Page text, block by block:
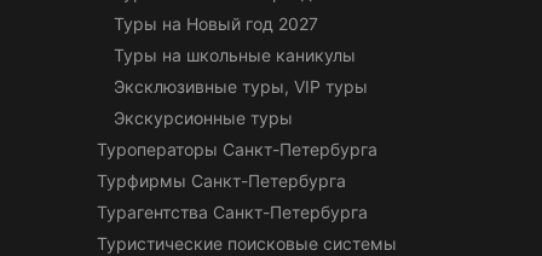
Туры на Новый год 2027
Туры на школьные каникулы
Эксклюзивные туры, VIP туры
Экскурсионные туры
Туроператоры Санкт-Петербурга
Турфирмы Санкт-Петербурга
Турагентства Санкт-Петербурга
Туристические поисковые системы